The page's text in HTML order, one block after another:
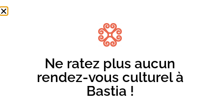
Ne ratez plus aucun
rendez-vous culturel à
Bastia !